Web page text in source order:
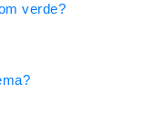
verde?